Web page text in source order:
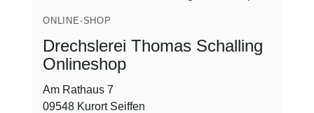
ONLINE-SHOP
Drechslerei Thomas Schalling
Onlineshop
Am Rathaus 7
09548 Kurort Seiffen